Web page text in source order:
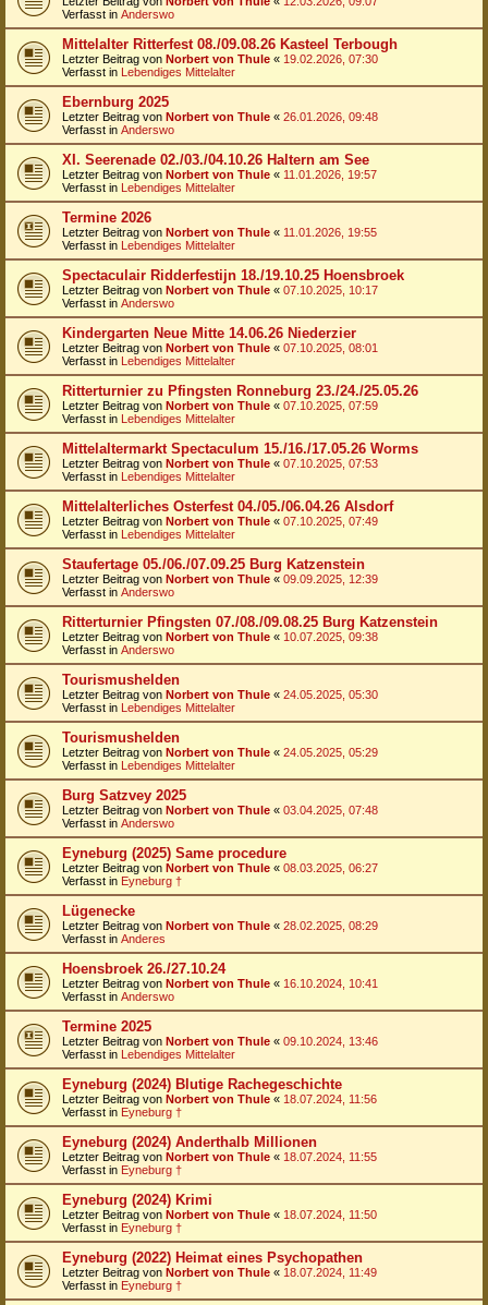
Verfasst in Anderswo
Mittelalter Ritterfest 08./09.08.26 Kasteel Terbough
Letzter Beitrag von Norbert von Thule « 19.02.2026, 07:30
Verfasst in Lebendiges Mittelalter
Ebernburg 2025
Letzter Beitrag von Norbert von Thule « 26.01.2026, 09:48
Verfasst in Anderswo
XI. Seerenade 02./03./04.10.26 Haltern am See
Letzter Beitrag von Norbert von Thule « 11.01.2026, 19:57
Verfasst in Lebendiges Mittelalter
Termine 2026
Letzter Beitrag von Norbert von Thule « 11.01.2026, 19:55
Verfasst in Lebendiges Mittelalter
Spectaculair Ridderfestijn 18./19.10.25 Hoensbroek
Letzter Beitrag von Norbert von Thule « 07.10.2025, 10:17
Verfasst in Anderswo
Kindergarten Neue Mitte 14.06.26 Niederzier
Letzter Beitrag von Norbert von Thule « 07.10.2025, 08:01
Verfasst in Lebendiges Mittelalter
Ritterturnier zu Pfingsten Ronneburg 23./24./25.05.26
Letzter Beitrag von Norbert von Thule « 07.10.2025, 07:59
Verfasst in Lebendiges Mittelalter
Mittelaltermarkt Spectaculum 15./16./17.05.26 Worms
Letzter Beitrag von Norbert von Thule « 07.10.2025, 07:53
Verfasst in Lebendiges Mittelalter
Mittelalterliches Osterfest 04./05./06.04.26 Alsdorf
Letzter Beitrag von Norbert von Thule « 07.10.2025, 07:49
Verfasst in Lebendiges Mittelalter
Staufertage 05./06./07.09.25 Burg Katzenstein
Letzter Beitrag von Norbert von Thule « 09.09.2025, 12:39
Verfasst in Anderswo
Ritterturnier Pfingsten 07./08./09.08.25 Burg Katzenstein
Letzter Beitrag von Norbert von Thule « 10.07.2025, 09:38
Verfasst in Anderswo
Tourismushelden
Letzter Beitrag von Norbert von Thule « 24.05.2025, 05:30
Verfasst in Lebendiges Mittelalter
Tourismushelden
Letzter Beitrag von Norbert von Thule « 24.05.2025, 05:29
Verfasst in Lebendiges Mittelalter
Burg Satzvey 2025
Letzter Beitrag von Norbert von Thule « 03.04.2025, 07:48
Verfasst in Anderswo
Eyneburg (2025) Same procedure
Letzter Beitrag von Norbert von Thule « 08.03.2025, 06:27
Verfasst in Eyneburg †
Lügenecke
Letzter Beitrag von Norbert von Thule « 28.02.2025, 08:29
Verfasst in Anderes
Hoensbroek 26./27.10.24
Letzter Beitrag von Norbert von Thule « 16.10.2024, 10:41
Verfasst in Anderswo
Termine 2025
Letzter Beitrag von Norbert von Thule « 09.10.2024, 13:46
Verfasst in Lebendiges Mittelalter
Eyneburg (2024) Blutige Rachegeschichte
Letzter Beitrag von Norbert von Thule « 18.07.2024, 11:56
Verfasst in Eyneburg †
Eyneburg (2024) Anderthalb Millionen
Letzter Beitrag von Norbert von Thule « 18.07.2024, 11:55
Verfasst in Eyneburg †
Eyneburg (2024) Krimi
Letzter Beitrag von Norbert von Thule « 18.07.2024, 11:50
Verfasst in Eyneburg †
Eyneburg (2022) Heimat eines Psychopathen
Letzter Beitrag von Norbert von Thule « 18.07.2024, 11:49
Verfasst in Eyneburg †